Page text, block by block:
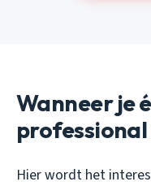
Wanneer je
Hier wordt het